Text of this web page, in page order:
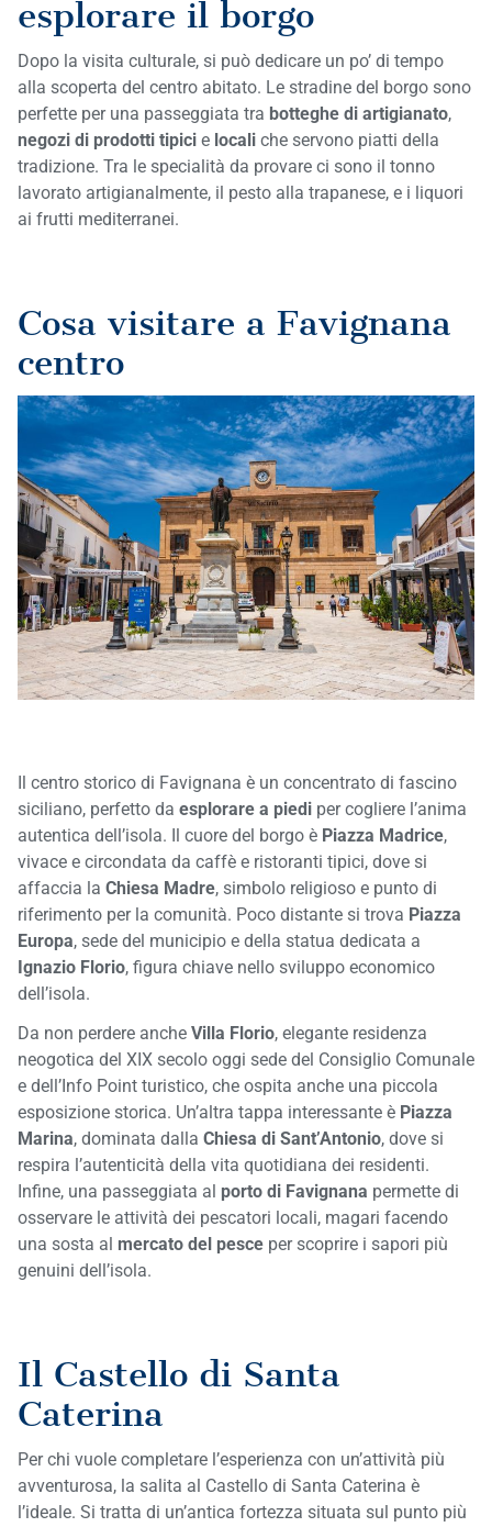
esplorare il borgo
Dopo la visita culturale, si può dedicare un po’ di tempo
alla scoperta del centro abitato. Le stradine del borgo sono
perfette per una passeggiata tra botteghe di artigianato,
negozi di prodotti tipici e locali che servono piatti della
tradizione. Tra le specialità da provare ci sono il tonno
lavorato artigianalmente, il pesto alla trapanese, e i liquori
ai frutti mediterranei.
Cosa visitare a Favignana
centro
Il centro storico di Favignana è un concentrato di fascino
siciliano, perfetto da esplorare a piedi per cogliere l’anima
autentica dell’isola. Il cuore del borgo è Piazza Madrice,
vivace e circondata da caffè e ristoranti tipici, dove si
affaccia la Chiesa Madre, simbolo religioso e punto di
riferimento per la comunità. Poco distante si trova Piazza
Europa, sede del municipio e della statua dedicata a
Ignazio Florio, figura chiave nello sviluppo economico
dell’isola.
Da non perdere anche Villa Florio, elegante residenza
neogotica del XIX secolo oggi sede del Consiglio Comunale
e dell’Info Point turistico, che ospita anche una piccola
esposizione storica. Un’altra tappa interessante è Piazza
Marina, dominata dalla Chiesa di Sant’Antonio, dove si
respira l’autenticità della vita quotidiana dei residenti.
Infine, una passeggiata al porto di Favignana permette di
osservare le attività dei pescatori locali, magari facendo
una sosta al mercato del pesce per scoprire i sapori più
genuini dell’isola.
Il Castello di Santa
Caterina
Per chi vuole completare l’esperienza con un’attività più
avventurosa, la salita al Castello di Santa Caterina è
l’ideale. Si tratta di un’antica fortezza situata sul punto più